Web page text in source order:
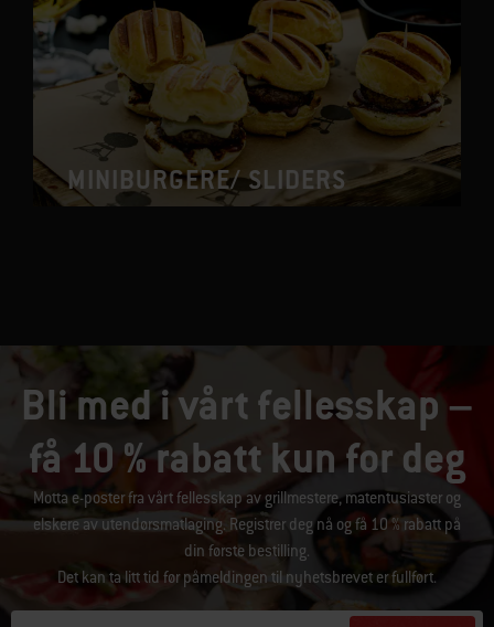
MINIBURGERE/ SLIDERS
Bli med i vårt fellesskap –
få 10 % rabatt kun for deg
Motta e-poster fra vårt fellesskap av grillmestere, matentusiaster og
elskere av utendørsmatlaging. Registrer deg nå og få 10 % rabatt på
din første bestilling.
Det kan ta litt tid før påmeldingen til nyhetsbrevet er fullført.